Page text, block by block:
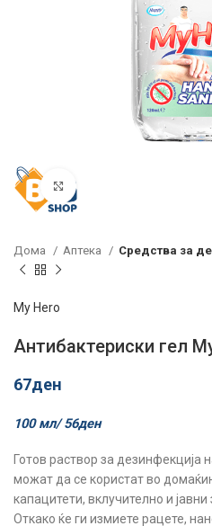
Click to enlarge
Дома Аптека Средства за
My Hero
Антибактериски гел
67ден
100 мл/ 56ден
Готов раствор за дезинфекција
можат да се користат во
капацитети, вклучително и
Откако ќе ги измиете рацете,